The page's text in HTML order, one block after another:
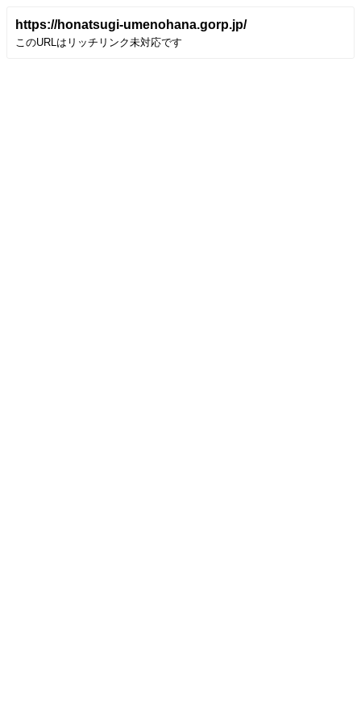
https://honatsugi-umenohana.gorp.jp/
このURLはリッチリンク未対応です